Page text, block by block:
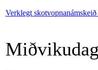
Verklegt